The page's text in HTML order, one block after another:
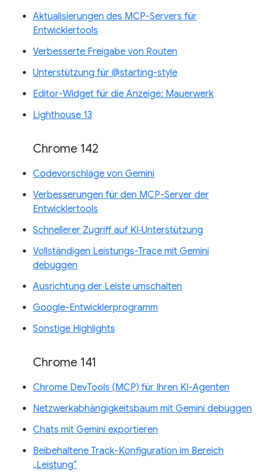
Aktualisierungen des MCP-Servers für
Entwicklertools
Verbesserte Freigabe von Routen
Unterstützung für @starting-style
Editor-Widget für die Anzeige: Mauerwerk
Lighthouse 13
Chrome 142
Codevorschläge von Gemini
Verbesserungen für den MCP-Server der
Entwicklertools
Schnellerer Zugriff auf KI‑Unterstützung
Vollständigen Leistungs-Trace mit Gemini
debuggen
Ausrichtung der Leiste umschalten
Google-Entwicklerprogramm
Sonstige Highlights
Chrome 141
Chrome DevTools (MCP) für Ihren KI-Agenten
Netzwerkabhängigkeitsbaum mit Gemini debuggen
Chats mit Gemini exportieren
Beibehaltene Track-Konfiguration im Bereich
„Leistung“